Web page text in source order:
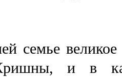
семье
Кришны, и в